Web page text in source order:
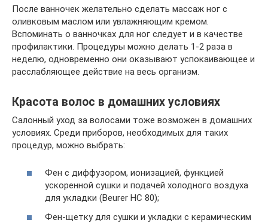
После ванночек желательно сделать массаж ног с
оливковым маслом или увлажняющим кремом.
Вспоминать о ванночках для ног следует и в качестве
профилактики. Процедуры можно делать 1-2 раза в
неделю, одновременно они оказывают успокаивающее и
расслабляющее действие на весь организм.
Красота волос в домашних условиях
Салонный уход за волосами тоже возможен в домашних
условиях. Среди приборов, необходимых для таких
процедур, можно выбрать:
Фен с диффузором, ионизацией, функцией
ускоренной сушки и подачей холодного воздуха
для укладки (Beurer HC 80);
Фен-щетку для сушки и укладки с керамическим